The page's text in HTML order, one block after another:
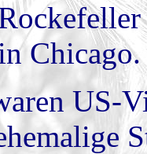
Chicago.
US-